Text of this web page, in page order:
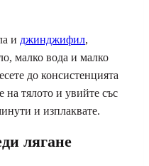
и джинджифил,
малко вода и малко
до консистенцията
на тялото и увийте със
и изплаквате.
лягане